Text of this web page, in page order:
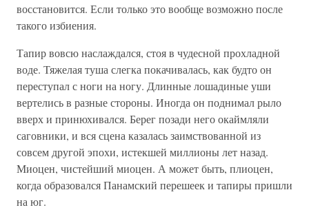
восстановится. Если только это вообще возможно после
такого избиения.
Тапир вовсю наслаждался, стоя в чудесной прохладной
воде. Тяжелая туша слегка покачивалась, как будто он
переступал с ноги на ногу. Длинные лошадиные уши
вертелись в разные стороны. Иногда он поднимал рыло
вверх и принюхивался. Берег позади него окаймляли
саговники, и вся сцена казалась заимствованной из
совсем другой эпохи, истекшей миллионы лет назад.
Миоцен, чистейший миоцен. А может быть, плиоцен,
когда образовался Панамский перешеек и тапиры пришли
на юг.